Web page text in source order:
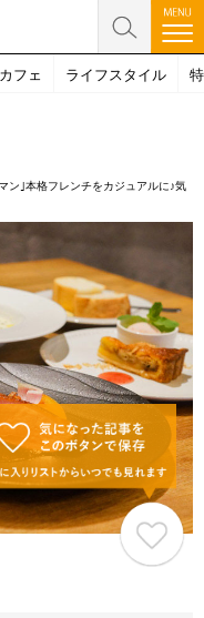
カフェ ライフスタイル
ン｣本格フレンチをカジュアルに♪気